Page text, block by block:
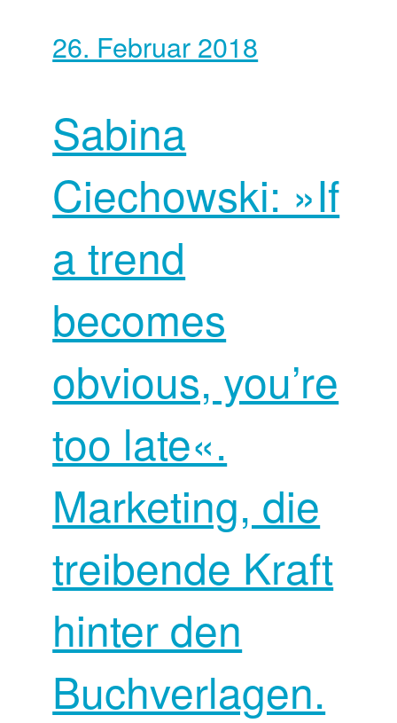
26. Februar 2018
Sabina
Ciechowski: »If
a trend
becomes
obvious, you’re
too late«.
Marketing, die
treibende Kraft
hinter den
Buchverlagen.